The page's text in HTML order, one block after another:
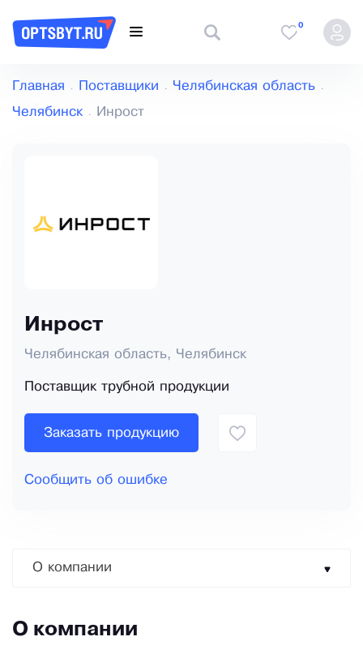
0
Главная Поставщики Челябинская область
Челябинск Инрост
Инрост
Челябинская область, Челябинск
Поставщик трубной продукции
Заказать продукцию
Сообщить об ошибке
О компании
О компании